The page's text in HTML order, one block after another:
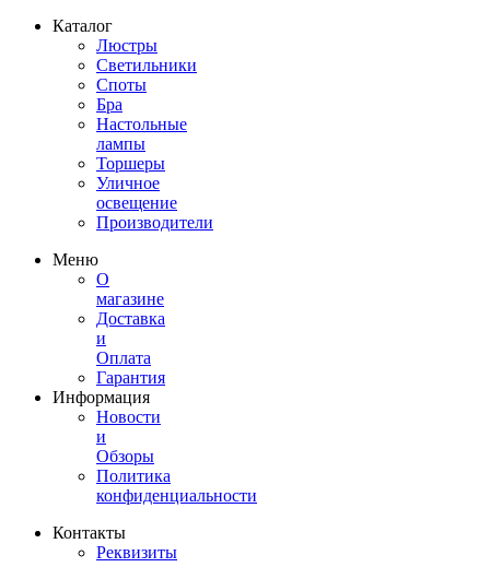
Каталог
Люстры
Светильники
Споты
Бра
Настольные
лампы
Торшеры
Уличное
освещение
Производители
Меню
О
магазине
Доставка
и
Оплата
Гарантия
Информация
Новости
и
Обзоры
Политика
конфиденциальности
Контакты
Реквизиты